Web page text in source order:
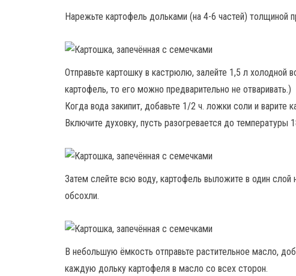
Нарежьте картофель дольками (на 4-6 частей) толщиной
Отправьте картошку в кастрюлю, залейте 1,5 л холодной
картофель, то его можно предварительно не отваривать.)
Когда вода закипит, добавьте 1/2 ч. ложки соли и варите
Включите духовку, пусть разогревается до температуры
Затем слейте всю воду, картофель выложите в один слой
обсохли.
В небольшую ёмкость отправьте растительное масло,
каждую дольку картофеля в масло со всех сторон.